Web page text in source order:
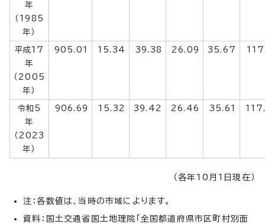
年
（1985
年）
平成17
年
（2005
年）
905.01 15.34 39.38 26.09 35.67
令和5
年
（2023
年）
906.69 15.32 39.42 26.46 35.61
（各年10月1日現在）
注：各数値は、当時の市域によります。
資料：国土交通省国土地理院「全国都道府県市区町村別面